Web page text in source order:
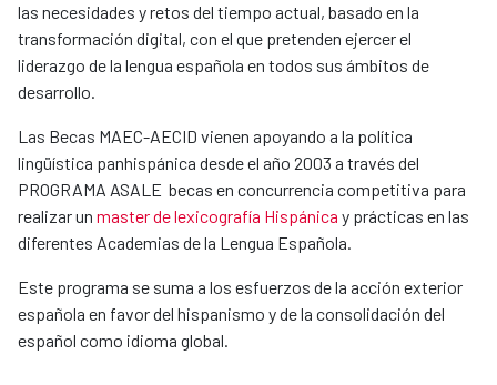
las necesidades y retos del tiempo actual, basado en la
transformación digital, con el que pretenden ejercer el
liderazgo de la lengua española en todos sus ámbitos de
desarrollo.
Las Becas MAEC-AECID vienen apoyando a la política
lingüística panhispánica desde el año 2003 a través del
PROGRAMA ASALE becas en concurrencia competitiva para
realizar un master de lexicografía Hispánica y prácticas en las
diferentes Academias de la Lengua Española.
​Este programa se suma a los esfuerzos de la acción exterior
española en favor del hispanismo y de la consolidación del
español como idioma global.